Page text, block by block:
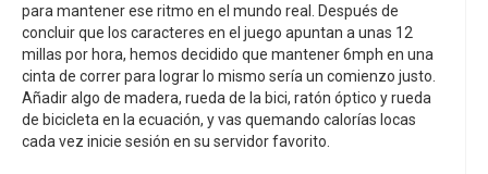
para mantener ese ritmo en el mundo real. Después de
concluir que los caracteres en el juego apuntan a unas 12
millas por hora, hemos decidido que mantener 6mph en una
cinta de correr para lograr lo mismo sería un comienzo justo.
Añadir algo de madera, rueda de la bici, ratón óptico y rueda
de bicicleta en la ecuación, y vas quemando calorías locas
cada vez inicie sesión en su servidor favorito.